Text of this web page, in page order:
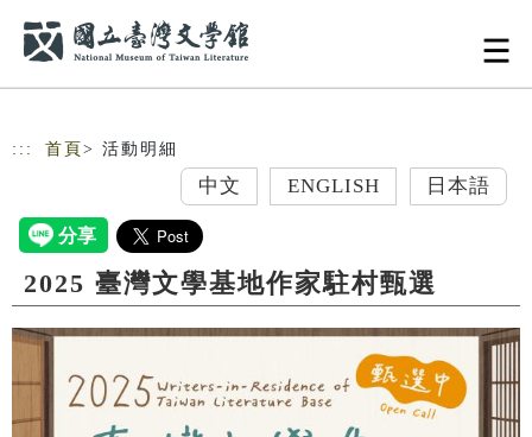
::: 首頁 > 活動明細
中文 ENGLISH 日本語
2025 臺灣文學基地作家駐村甄選